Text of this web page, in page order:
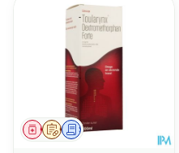
Op voorschrift
GeneesmiddelSchriftelijke aanvraag